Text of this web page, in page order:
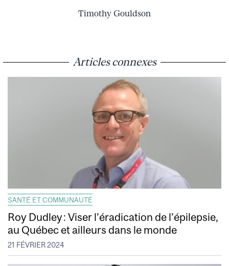
Timothy Gouldson
Articles connexes
SANTÉ ET COMMUNAUTÉ
Roy Dudley : Viser l’éradication de l’épilepsie,
au Québec et ailleurs dans le monde
21 FÉVRIER 2024